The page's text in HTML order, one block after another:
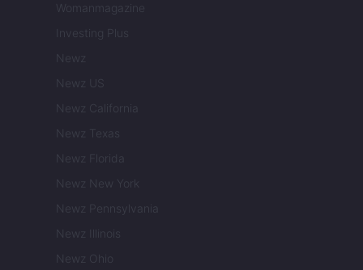
Womanmagazine
Investing Plus
Newz
Newz US
Newz California
Newz Texas
Newz Florida
Newz New York
Newz Pennsylvania
Newz Illinois
Newz Ohio